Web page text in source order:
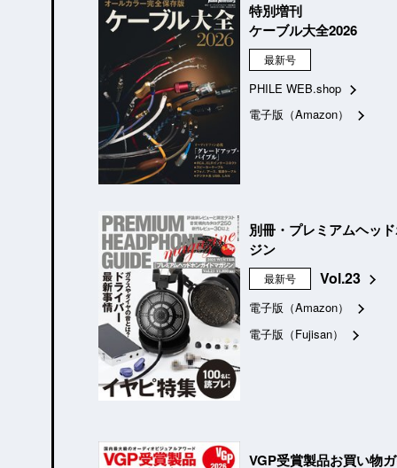
特別増刊
ケーブル大全2026
最新号
PHILE WEB.shop
電子版（Amazon）
別冊・プレミアムヘッ
ジン
最新号 Vol.23
電子版（Amazon）
電子版（Fujisan）
VGP受賞製品お買い物